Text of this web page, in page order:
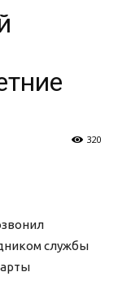
320
службы